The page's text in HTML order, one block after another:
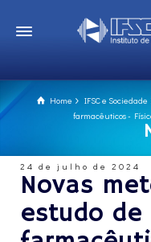
Home IFSC e Sociedade
farmacêuticos -
24 de julho de 2024
Novas
estudo